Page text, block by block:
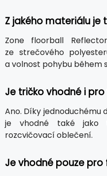
Z jakého materiálu je
Zone floorball
ze strečového
a volnost pohybu během
Je tričko vhodné i
Ano. Díky jednoduchému
je vhodné také jako
rozcvičovací oblečení.
Je vhodné pouze pro